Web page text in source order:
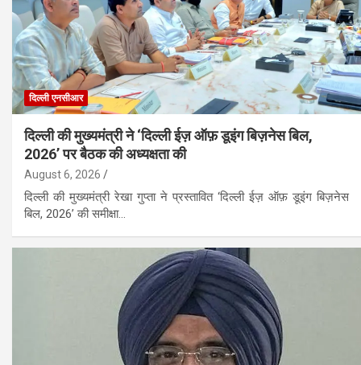
दिल्ली एनसीआर
दिल्ली की मुख्यमंत्री ने ‘दिल्ली ईज़ ऑफ़ डूइंग बिज़नेस बिल,
2026’ पर बैठक की अध्यक्षता की
August 6, 2026
दिल्ली की मुख्यमंत्री रेखा गुप्ता ने प्रस्तावित ‘दिल्ली ईज़ ऑफ़ डूइंग बिज़नेस
बिल, 2026’ की समीक्षा…